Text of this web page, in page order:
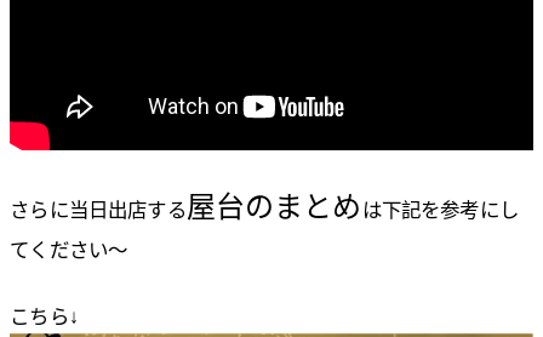
さらに当日出店する屋台のまとめ は下記を参考にし
てください〜
こちら↓